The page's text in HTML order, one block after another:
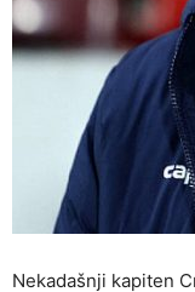
Nekadašnji kapiten